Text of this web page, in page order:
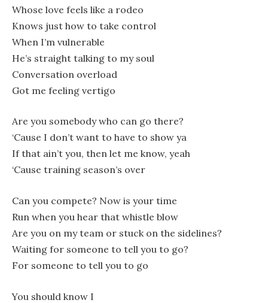
Whose love feels like a rodeo
Knows just how to take control
When I’m vulnerable
He’s straight talking to my soul
Conversation overload
Got me feeling vertigo
Are you somebody who can go there?
‘Cause I don’t want to have to show ya
If that ain’t you, then let me know, yeah
‘Cause training season’s over
Can you compete? Now is your time
Run when you hear that whistle blow
Are you on my team or stuck on the sidelines?
Waiting for someone to tell you to go?
For someone to tell you to go
You should know I